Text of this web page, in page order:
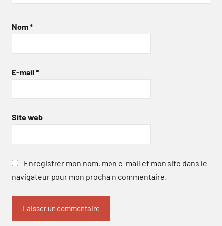
Nom*
E-mail *
Site web
Enregistrer mon nom, mon e-mail et mon site dans le
navigateur pour mon prochain commentaire.